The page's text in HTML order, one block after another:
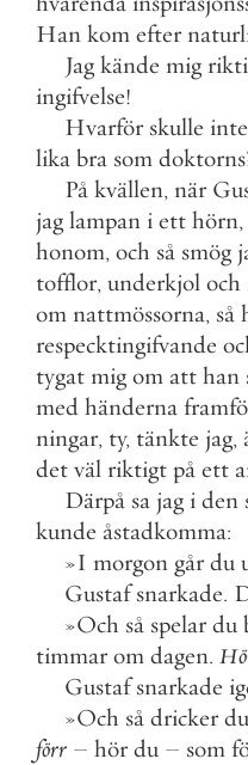
Han kom efter
Jag kände mig
ingifvelse!
Hvarför skulle inte
lika bra som doktorns
På kvällen, när
jag lampan i ett hörn,
honom, och så smög
tofflor, underkjol och
om nattmössorna, så
respecktingifvande
tygat mig om att han
med händerna
ningar, ty, tänkte jag,
det väl riktigt på ett
Därpå sa jag i den
kunde åstadkomma:
»I morgon går du
Gustaf snarkade.
»Och så spelar du
timmar om dagen.
Gustaf snarkade
»Och så dricker du
förr – hör du – som